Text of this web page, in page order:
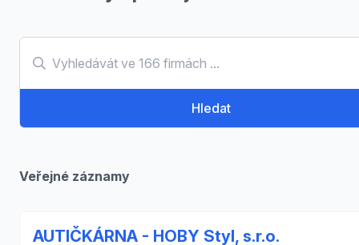
Hledat
Veřejné záznamy
AUTIČKÁRNA - HOBY Styl, s.r.o.